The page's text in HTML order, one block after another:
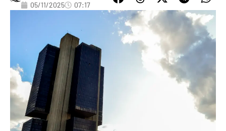
05/11/2025 07:17